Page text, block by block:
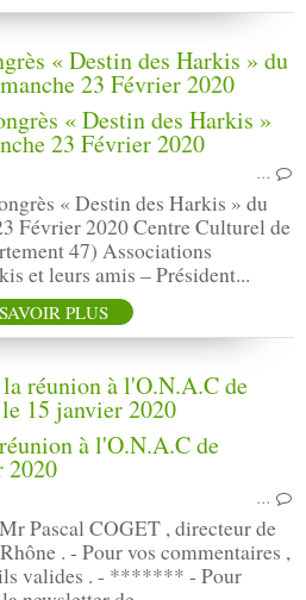
« Destin des Harkis » du
23 Février 2020
…
« Destin des Harkis » du
Février 2020 Centre Culturel de
47) Associations
et leurs amis – Président...
PLUS
réunion à l'O.N.A.C de
15 janvier 2020
…
Pascal COGET , directeur de
. - Pour vos commentaires ,
valides . - ******* - Pour